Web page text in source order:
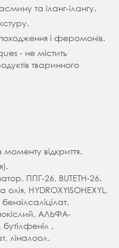
та іланг-ілангу.
і феромонів.
- не містить
тваринного
відкриття.
ППГ-26, BUTETH-26,
HYDROXYISOHEXYL,
АЛЬФА-
бутілфеніл ,
ліналоол.